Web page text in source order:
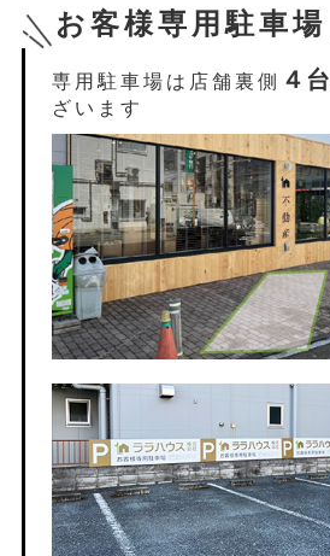
お客様専用駐車場
専用駐車場は店舗裏側 ４台
ざいます